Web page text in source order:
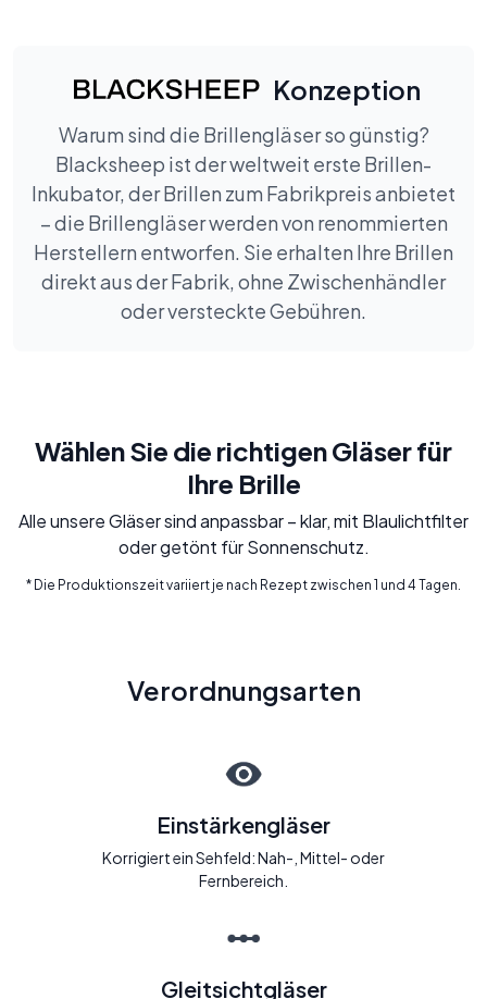
Konzeption
Warum sind die Brillengläser so günstig?
Blacksheep ist der weltweit erste Brillen-
Inkubator, der Brillen zum Fabrikpreis anbietet
– die Brillengläser werden von renommierten
Herstellern entworfen. Sie erhalten Ihre Brillen
direkt aus der Fabrik, ohne Zwischenhändler
oder versteckte Gebühren.
Wählen Sie die richtigen Gläser für
Ihre Brille
Alle unsere Gläser sind anpassbar – klar, mit Blaulichtfilter
oder getönt für Sonnenschutz.
* Die Produktionszeit variiert je nach Rezept zwischen 1 und 4 Tagen.
Verordnungsarten
Einstärkengläser
Korrigiert ein Sehfeld: Nah-, Mittel- oder
Fernbereich.
Gleitsichtgläser